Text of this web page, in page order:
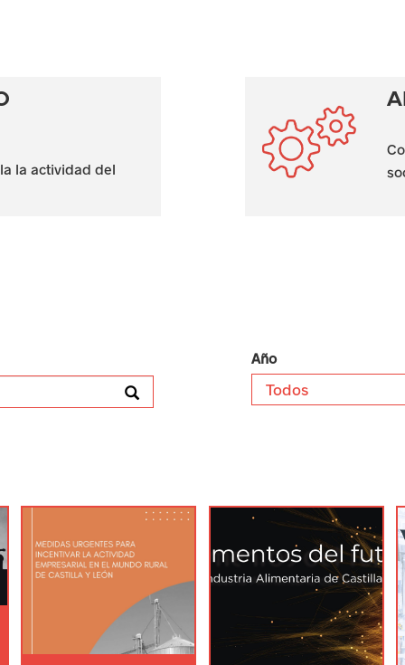
la actividad del
Año
Todos